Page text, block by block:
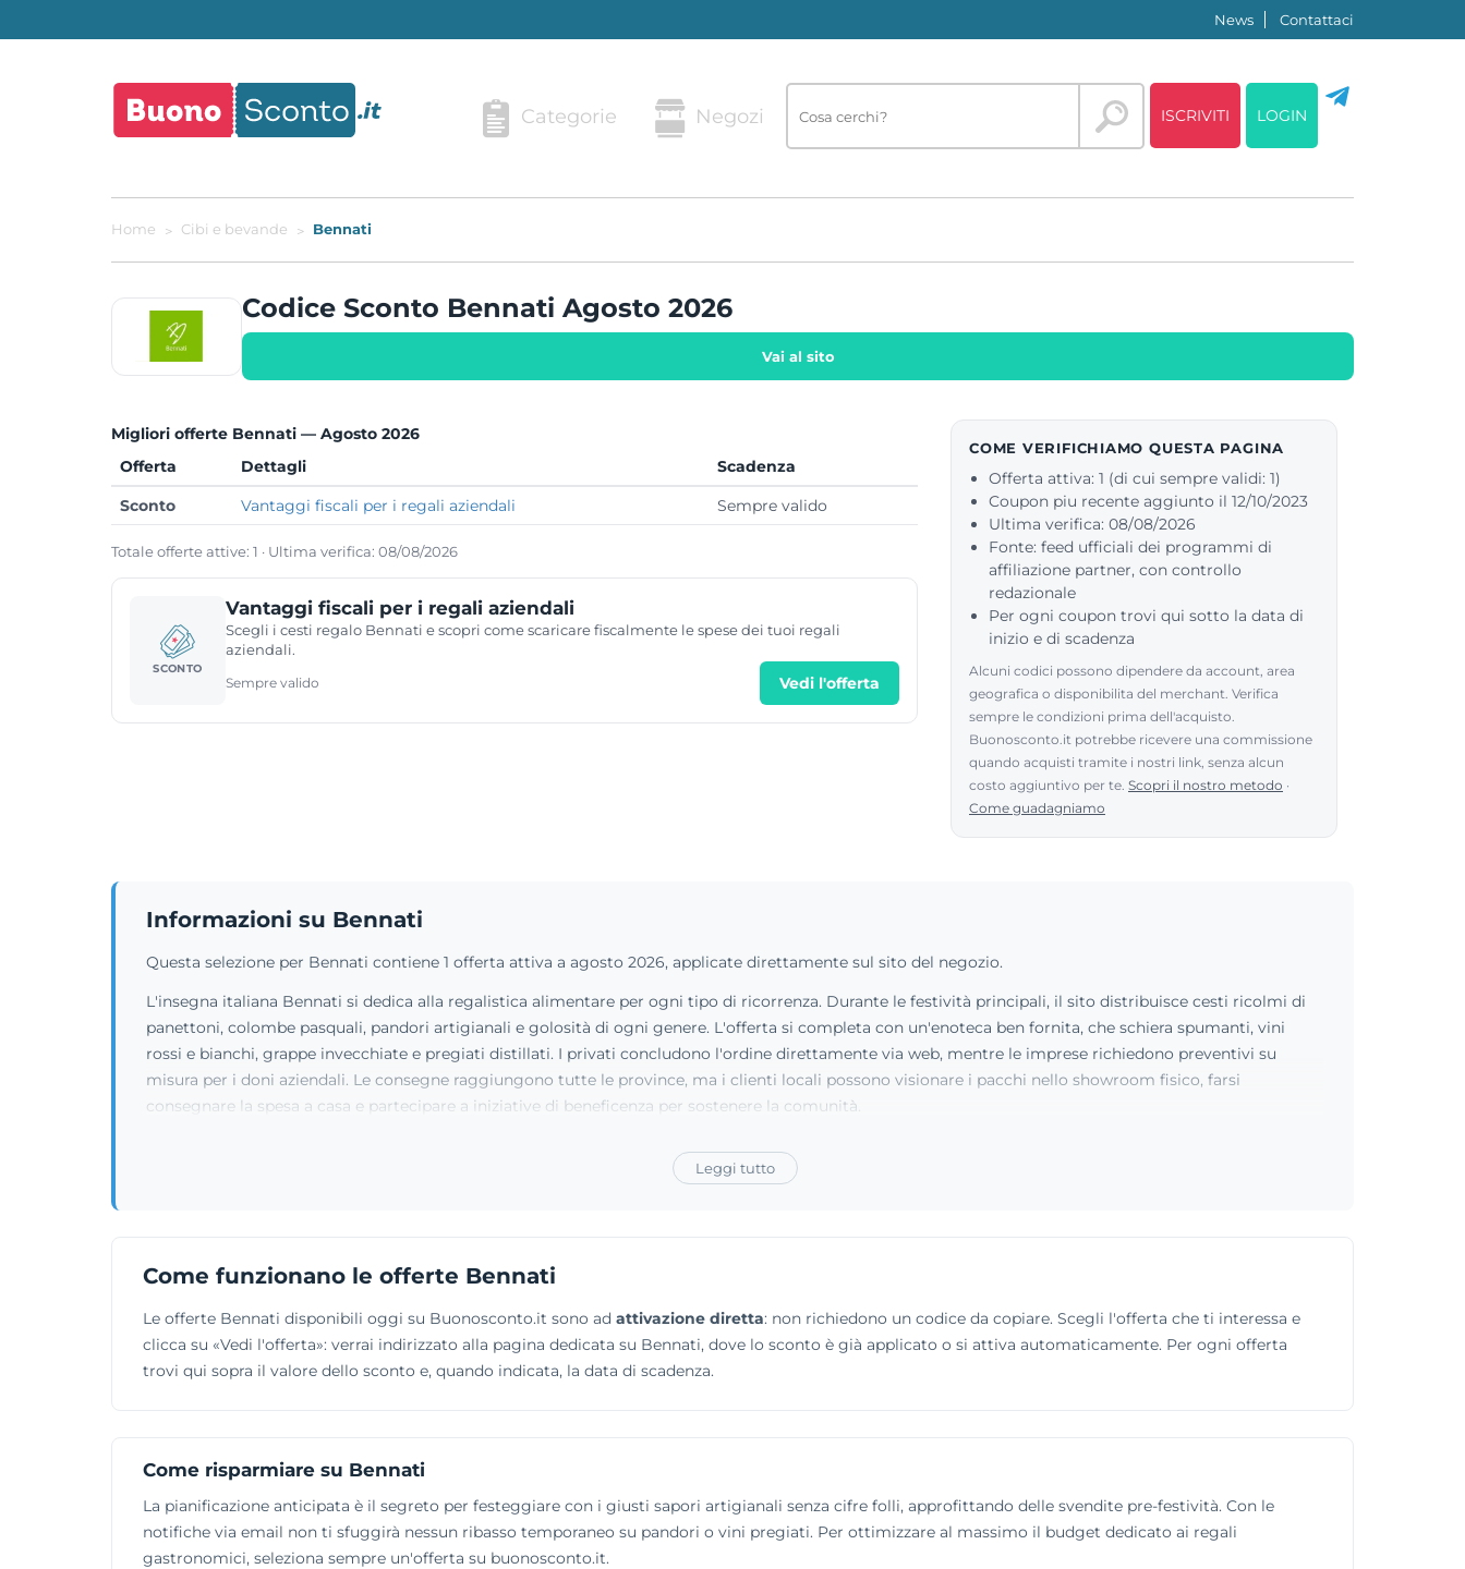
News Contattaci
Categorie Negozi ISCRIVITI LOGIN
Home Cibi e bevande Bennati
Codice Sconto Bennati Agosto 2026
Vai al sito
Migliori offerte Bennati — Agosto 2026
Offerta
Dettagli
Scadenza
Sconto
Vantaggi fiscali per i regali aziendali Sempre valido
Totale offerte attive: 1 · Ultima verifica: 08/08/2026
SCONTO
Vantaggi fiscali per i regali aziendali
Scegli i cesti regalo Bennati e scopri come scaricare fiscalmente le spese dei tuoi regali
aziendali.
Sempre valido Vedi l'offerta
COME VERIFICHIAMO QUESTA PAGINA
Offerta attiva: 1 (di cui sempre validi: 1)
Coupon piu recente aggiunto il 12/10/2023
Ultima verifica: 08/08/2026
Fonte: feed ufficiali dei programmi di
affiliazione partner, con controllo
redazionale
Per ogni coupon trovi qui sotto la data di
inizio e di scadenza
Alcuni codici possono dipendere da account, area
geografica o disponibilita del merchant. Verifica
sempre le condizioni prima dell'acquisto.
Buonosconto.it potrebbe ricevere una commissione
quando acquisti tramite i nostri link, senza alcun
costo aggiuntivo per te. Scopri il nostro metodo ·
Come guadagniamo
Informazioni su Bennati
Questa selezione per Bennati contiene 1 offerta attiva a agosto 2026, applicate direttamente sul sito del negozio.
L'insegna italiana Bennati si dedica alla regalistica alimentare per ogni tipo di ricorrenza. Durante le festività principali, il sito distribuisce cesti ricolmi di
panettoni, colombe pasquali, pandori artigianali e golosità di ogni genere. L'offerta si completa con un'enoteca ben fornita, che schiera spumanti, vini
rossi e bianchi, grappe invecchiate e pregiati distillati. I privati concludono l'ordine direttamente via web, mentre le imprese richiedono preventivi su
misura per i doni aziendali. Le consegne raggiungono tutte le province, ma i clienti locali possono visionare i pacchi nello showroom fisico, farsi
consegnare la spesa a casa e partecipare a iniziative di beneficenza per sostenere la comunità.
Leggi tutto
Come funzionano le offerte Bennati
Le offerte Bennati disponibili oggi su Buonosconto.it sono ad attivazione diretta: non richiedono un codice da copiare. Scegli l'offerta che ti interessa e
clicca su «Vedi l'offerta»: verrai indirizzato alla pagina dedicata su Bennati, dove lo sconto è già applicato o si attiva automaticamente. Per ogni offerta
trovi qui sopra il valore dello sconto e, quando indicata, la data di scadenza.
Come risparmiare su Bennati
La pianificazione anticipata è il segreto per festeggiare con i giusti sapori artigianali senza cifre folli, approfittando delle svendite pre-festività. Con le
notifiche via email non ti sfuggirà nessun ribasso temporaneo su pandori o vini pregiati. Per ottimizzare al massimo il budget dedicato ai regali
gastronomici, seleziona sempre un'offerta su buonosconto.it.